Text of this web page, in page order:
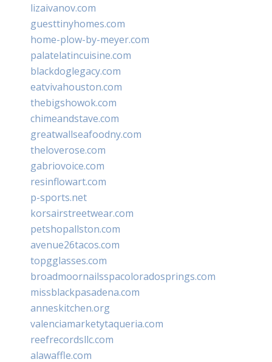
lizaivanov.com
guesttinyhomes.com
home-plow-by-meyer.com
palatelatincuisine.com
blackdoglegacy.com
eatvivahouston.com
thebigshowok.com
chimeandstave.com
greatwallseafoodny.com
theloverose.com
gabriovoice.com
resinflowart.com
p-sports.net
korsairstreetwear.com
petshopallston.com
avenue26tacos.com
topgglasses.com
broadmoornailsspacoloradosprings.com
missblackpasadena.com
anneskitchen.org
valenciamarketytaqueria.com
reefrecordsllc.com
alawaffle.com